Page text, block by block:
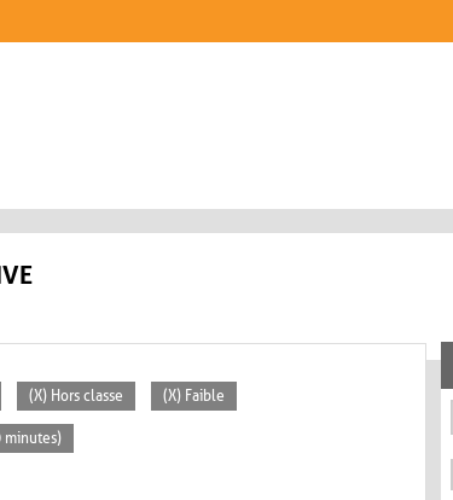
(X) Hors classe (X) Faible
minutes)